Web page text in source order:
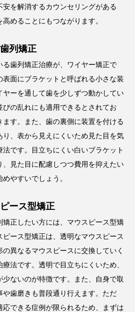
安を解消するカウンセリングがある
めることにもつながります。
列矯正
歯列矯正治療が、ワイヤー矯正で
面にブラケットと呼ばれる小さな装
ーを通して歯を少しずつ動かしてい
びの乱れにも適用できるとされてお
す。
また、歯の裏側に装置を付ける
、表から見えにくいため見た目を気
です。目立ちにくい白いブラケット
見た目に配慮しつつ費用を抑えたい
やすいでしょう。
ース型矯正
矯正したい方には、マウスピース型矯
ース型矯正は、透明なマウスピース
異なるマウスピースに交換していく
法です。透明で目立ちにくいため、
ないのが特徴です。
また、自身で取
や歯磨きも普段通り行えます。ただ
応できる症例が限られるため、まずは